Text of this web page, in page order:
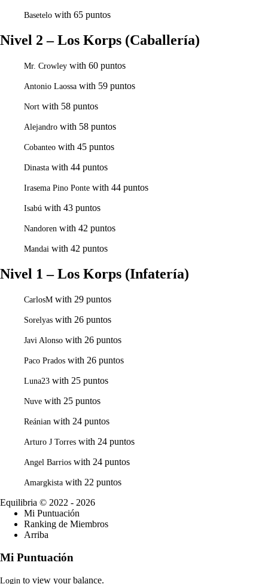
Basetelo with 65 puntos
Nivel 2 – Los Korps (Caballería)
Mr. Crowley with 60 puntos
Antonio Laossa with 59 puntos
Nort with 58 puntos
Alejandro with 58 puntos
Cobanteo with 45 puntos
Dinasta with 44 puntos
Irasema Pino Ponte with 44 puntos
Isabú with 43 puntos
Nandoren with 42 puntos
Mandai with 42 puntos
Nivel 1 – Los Korps (Infatería)
CarlosM with 29 puntos
Sorelyas with 26 puntos
Javi Alonso with 26 puntos
Paco Prados with 26 puntos
Luna23 with 25 puntos
Nuve with 25 puntos
Reánian with 24 puntos
Arturo J Torres with 24 puntos
Angel Barrios with 24 puntos
Amargkista with 22 puntos
Equilibria © 2022 - 2026
Mi Puntuación
Ranking de Miembros
Arriba
Mi Puntuación
Login to view your balance.